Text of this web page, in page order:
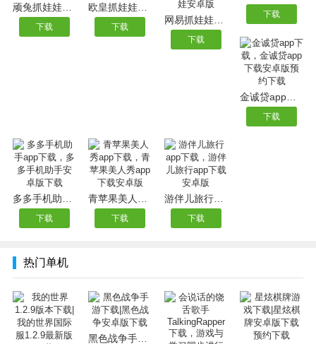
顽兔抓娃娃app下载|顽兔抓娃娃app下载安卓版
下载 下载
网易抓娃娃app下载|网易抓娃娃app下载安卓版网易抓娃娃安卓版
下载
下载
下载
多多手机助手app下载，多多手机助手安卓版下载
下载
青苹果美人秀app下载，青苹果美人秀app下载安卓版
下载
游伴儿旅行app下载，游伴儿旅行app下载安卓版
下载
热门单机
黑色战争手游下载|黑色战争安卓版下载